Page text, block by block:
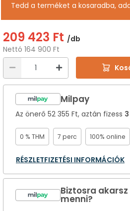
Tedd a terméket a kosaradba,
209 423 Ft /db
Nettó 164 900 Ft
Milpay
Az önerő 52 355 Ft, aztán fizess 3
0 % THM 7 perc 100% online
RÉSZLETFIZETÉSI INFORMÁCIÓK
Biztosra akarsz
menni?